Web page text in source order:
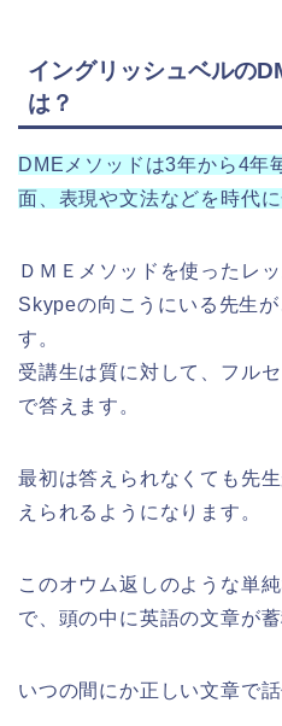
イングリッシュベルの
は？
DMEメソッドは3年から4年
面、表現や文法などを時代
ＤＭＥメソッドを使ったレ
Skypeの向こうにいる先生
す。
受講生は質に対して、フル
で答えます。
最初は答えられなくても先
えられるようになります。
このオウム返しのような単
で、頭の中に英語の文章が蓄
いつの間にか正しい文章で